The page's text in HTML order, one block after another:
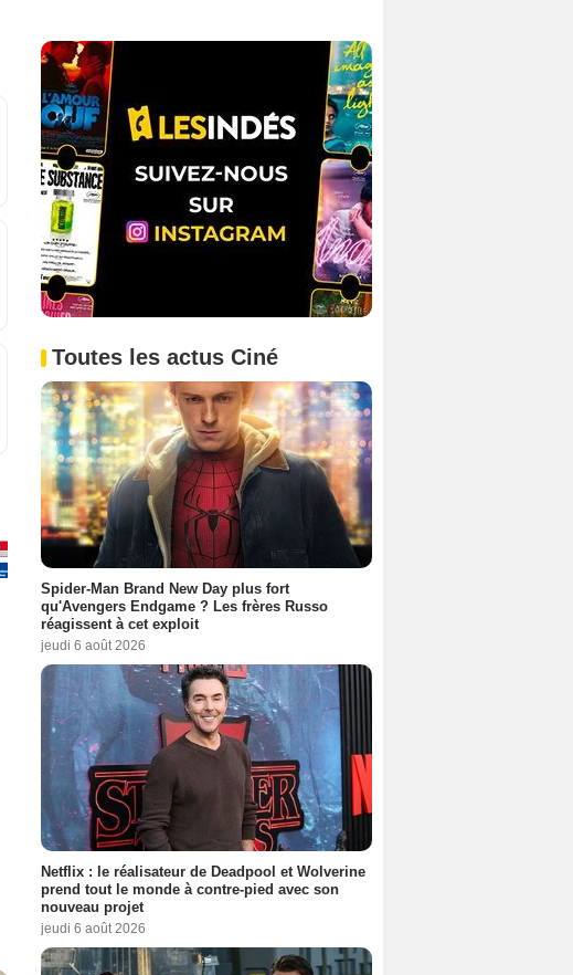
Toutes les actus Ciné
Spider-Man Brand New Day plus fort
qu'Avengers Endgame ? Les frères Russo
réagissent à cet exploit
jeudi 6 août 2026
Netflix : le réalisateur de Deadpool et Wolverine
prend tout le monde à contre-pied avec son
nouveau projet
jeudi 6 août 2026